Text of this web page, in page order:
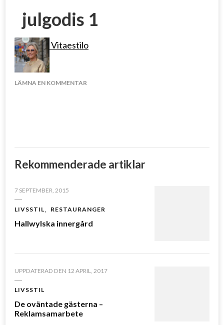
julgodis 1
Vitaestilo
LÄMNA EN KOMMENTAR
Rekommenderade artiklar
7 SEPTEMBER, 2015
LIVSSTIL RESTAURANGER
Hallwylska innergård
UPPDATERAD DEN 12 APRIL, 2017
LIVSSTIL
De oväntade gästerna –
Reklamsamarbete